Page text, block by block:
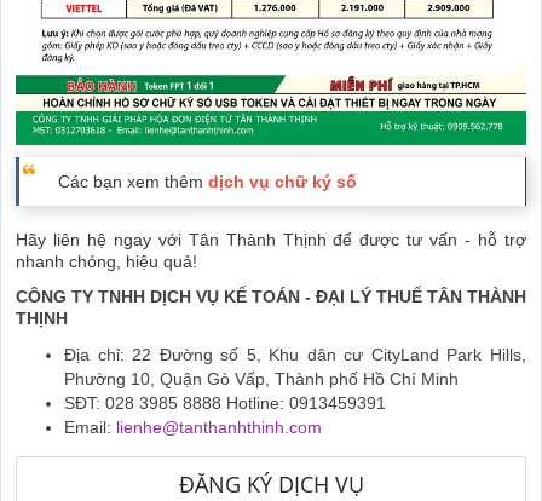
Các bạn xem thêm dịch vụ chữ ký số
Hãy liên hệ ngay với Tân Thành Thịnh để được tư vấn - hỗ trợ
nhanh chóng, hiệu quả!
CÔNG TY TNHH DỊCH VỤ KẾ TOÁN - ĐẠI LÝ THUẾ TÂN THÀNH
THỊNH
Địa chỉ: 22 Đường số 5, Khu dân cư CityLand Park Hills,
Phường 10, Quận Gò Vấp, Thành phố Hồ Chí Minh
SĐT: 028 3985 8888 Hotline: 0913459391
Email: lienhe@tanthanhthinh.com
ĐĂNG KÝ DỊCH VỤ